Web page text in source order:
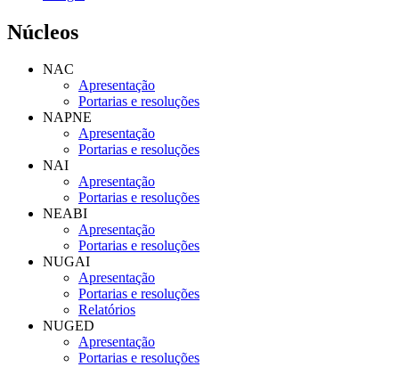
Núcleos
NAC
Apresentação
Portarias e resoluções
NAPNE
Apresentação
Portarias e resoluções
NAI
Apresentação
Portarias e resoluções
NEABI
Apresentação
Portarias e resoluções
NUGAI
Apresentação
Portarias e resoluções
Relatórios
NUGED
Apresentação
Portarias e resoluções